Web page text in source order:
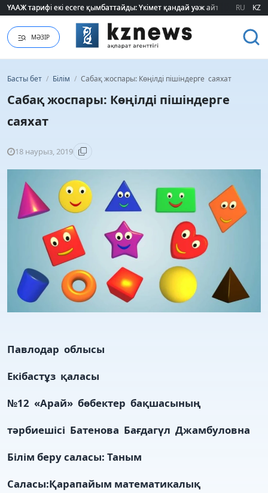
ҮААЖ тарифі екі есеге қымбаттайды: Үкімет қандай уәж айтады?
ҮААЖ тарифі екі есеге қымбаттайды: Үкімет қандай уәж айтады? RU KZ
МӘЗІР
Басты бет / Білім / Сабақ жоспары: Көңілді пішіндерге саяхат
Сабақ жоспары: Көңілді пішіндерге
саяхат
18 наурыз, 2019
Павлодар облысы
Екібастұз қаласы
№12 «Арай» бөбектер бақшасының
тәрбиешісі Батенова Бағдагүл Джамбуловна
Білім беру саласы: Таным
Саласы:Қарапайым математикалық